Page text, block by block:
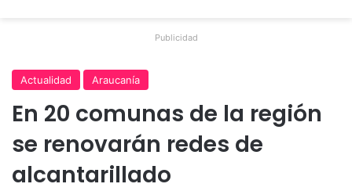
Publicidad
Actualidad Araucanía
En 20 comunas de la región
se renovarán redes de
alcantarillado